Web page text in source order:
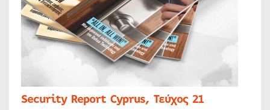
Security Report Cyprus, Τεύχος 21